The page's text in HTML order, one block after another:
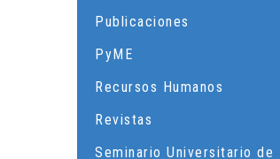
Publicaciones
PyME
Recursos Humanos
Revistas
Seminario Universitario de